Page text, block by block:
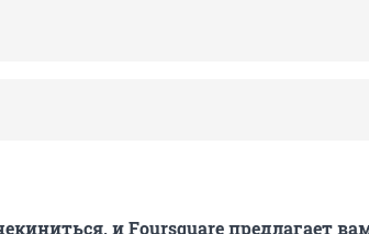
и Foursquare предлагает